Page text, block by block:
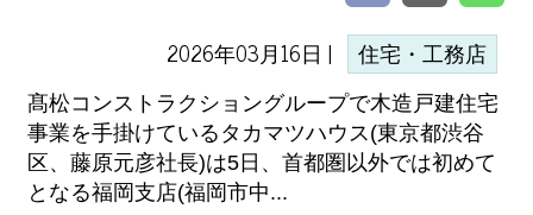
2026年03月16日 | 住宅・工務店
髙松コンストラクショングループで木造戸建住宅
事業を手掛けているタカマツハウス(東京都渋谷
区、藤原元彦社長)は5日、首都圏以外では初めて
となる福岡支店(福岡市中...